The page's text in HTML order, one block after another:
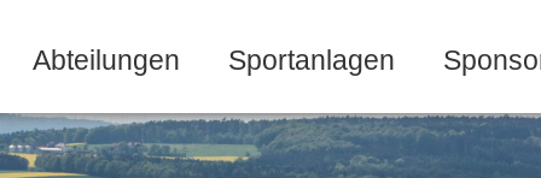
Abteilungen Sportanlagen